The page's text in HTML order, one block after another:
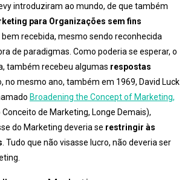
introduziram ao mundo, de que também
para Organizações sem fins
recebida, mesmo sendo reconhecida
de paradigmas. Como poderia se esperar, o
também recebeu algumas respostas
no mesmo ano, também em 1969, David Luck
Broadening the Concept of Marketing,
de Marketing, Longe Demais),
do Marketing deveria se restringir às
. Tudo que não visasse lucro, não deveria ser